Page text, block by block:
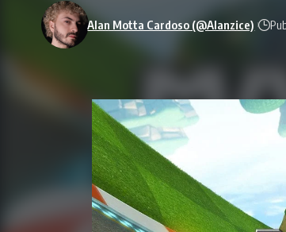
Alan Motta Cardoso (@Alanzice)